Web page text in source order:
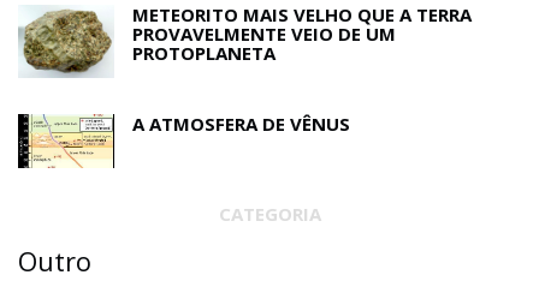
METEORITO MAIS VELHO QUE A TERRA
PROVAVELMENTE VEIO DE UM
PROTOPLANETA
A ATMOSFERA DE VÊNUS
CATEGORIA
Outro